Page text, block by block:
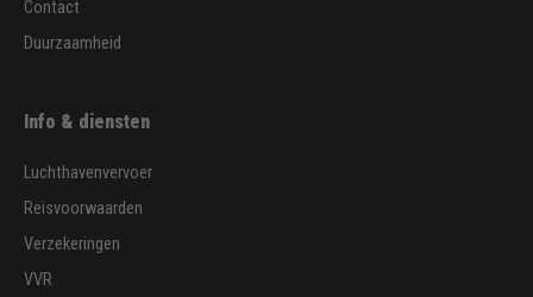
Contact
Duurzaamheid
Info & diensten
Luchthavenvervoer
Reisvoorwaarden
Verzekeringen
VVR